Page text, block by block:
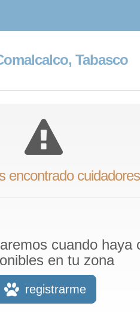
Tabasco
encontrado cuidadores
cuando haya
en tu zona
registrarme